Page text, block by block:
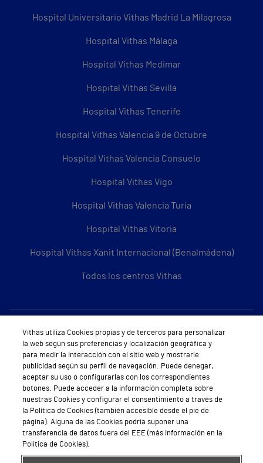
Hospital Universitario Vithas Madrid La Milagrosa
Hospital Vithas Málaga
Hospital Vithas Medimar
Hospital Vithas Sevilla
Hospital Vithas Tenerife
Hospital Vithas Valencia 9 de Octubre
Hospital Vithas Valencia Consuelo
Hospital Vithas Vigo
Hospital Vithas Valencia Turia
Hospital Vithas Vitoria
Hospital Vithas Xanit Internacional (Benalmádena)
Todos los centros Vithas
Sobre Vithas
Quiénes somos
Trabajar en Vithas
Teléfono Cita Médica
Teléfono Atención al Cliente
Política de seguridad y salud en el trabajo
Vithas utiliza Cookies propias y de terceros para personalizar
la web según sus preferencias y localización geográfica y
para medir la interacción con el sitio web y mostrarle
publicidad según su perfil de navegación. Puede denegar,
aceptar su uso o configurarlas con los correspondientes
botones. Puede acceder a la información completa sobre
nuestras Cookies y configurar el consentimiento a través de
la Política de Cookies (también accesible desde el pie de
página). Alguna de las Cookies podría suponer una
transferencia de datos fuera del EEE (más información en la
Política de Cookies).